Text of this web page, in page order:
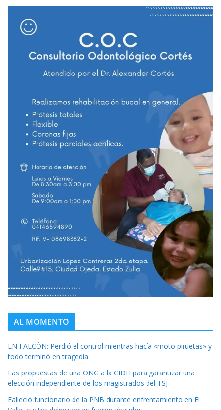
AL MOMENTO
EN FALCÓN: Perdió el control mientras hacía «moto piruetas» y
todo terminó en tragedia
Las propuestas de una ONG a la CIDH para garantizar una
elección independiente de los magistrados del TSJ
Falleció funcionario de la PNB durante enfrentamiento en El